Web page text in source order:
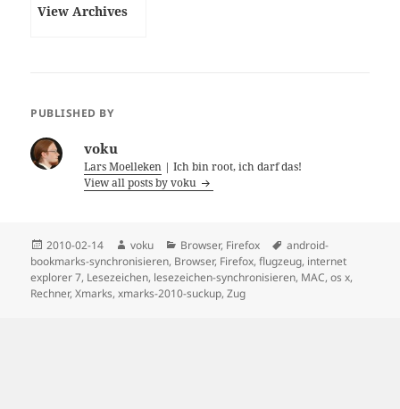
View Archives
PUBLISHED BY
voku
Lars Moelleken | Ich bin root, ich darf das!
View all posts by voku
Posted
on
2010-02-14 Author
voku Categories
Browser, Firefox Tags
android-
bookmarks-synchronisieren, Browser, Firefox,flugzeug, internet
explorer 7, Lesezeichen, lesezeichen-synchronisieren, MAC,os x,
Rechner,Xmarks,xmarks-2010-suckup,Zug